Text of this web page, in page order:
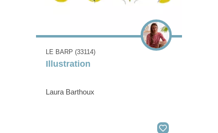
LE BARP (33114)
Illustration
Laura Barthoux